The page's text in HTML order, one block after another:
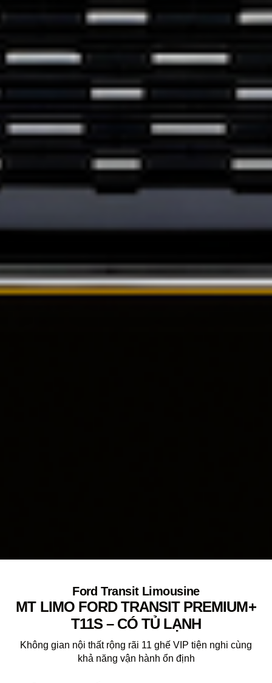
Ford Transit Limousine
MT LIMO FORD TRANSIT PREMIUM+
T11S – CÓ TỦ LẠNH
Không gian nội thất rộng rãi 11 ghế VIP tiện nghi cùng
khả năng vận hành ổn định